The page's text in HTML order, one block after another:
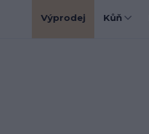
Výprodej Kůň